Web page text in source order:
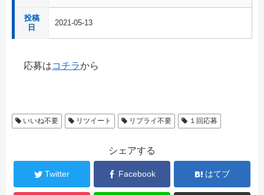
投稿
日
2021-05-13
応募はコチラから
いいね不要 リツイート リプライ不要 １回応募
シェアする
Twitter Facebook はてブ